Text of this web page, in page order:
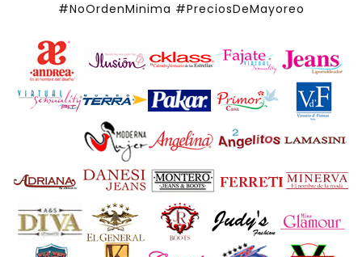
#NoOrdenMinima #PreciosDeMayoreo